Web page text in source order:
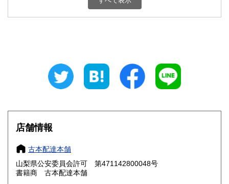
800円 三重県
大阪府
奈良県
鳥取県 800円 島根県
店舗情報
古本配達本舗
山梨県公安委員会許可 第471142800048号
書籍商 古本配達本舗